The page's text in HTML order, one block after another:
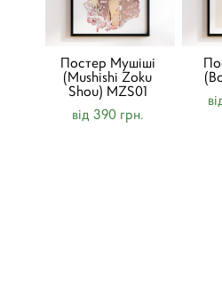
Постер Мушіші
(Mushishi Zoku
Shou) MZS01
від 390 грн.